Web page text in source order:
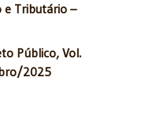
e Tributário –
Público, Vol.
2025